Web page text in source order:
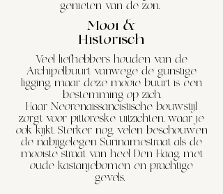
genieten van de zon.
Mooi &
Historisch
Veel liefhebbers houden van de
Archipelbuurt vanwege de gunstige
ligging, maar deze mooie buurt is een
bestemming op zich.
Haar Neorenaissancistische bouwstijl
zorgt voor pittoreske uitzichten, waar je
ook kijkt. Sterker nog, velen beschouwen
de nabijgelegen Surinamestraat als de
mooiste straat van heel Den Haag, met
oude kastanjebomen en prachtige
gevels.